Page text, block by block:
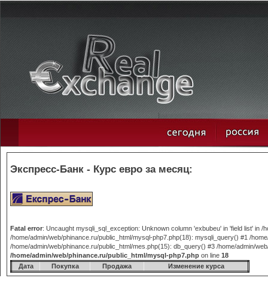
Экспресс-Банк - Курс евро за месяц:
Fatal error: Uncaught mysqli_sql_exception: Unknown column 'exbubeu' in 'field list' in
/home/admin/web/phinance.ru/public_html/mysql-php7.php(18): mysqli_query() #1 /
/home/admin/web/phinance.ru/public_html/mes.php(15): db_query() #3 /home/admin/
/home/admin/web/phinance.ru/public_html/mysql-php7.php on line 18
Дата
Покупка Продажа Изменение курса